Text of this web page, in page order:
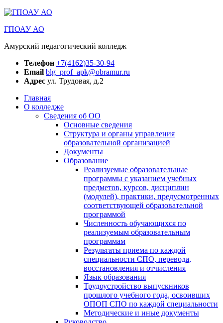
ГПОАУ АО
Амурский педагогический колледж
Телефон +7(4162)35-30-94
Email blg_prof_apk@obramur.ru
Адрес ул. Трудовая, д.2
Главная
О колледже
Сведения об ОО
Основные сведения
Структура и органы управления
образовательной организацией
Документы
Образование
Реализуемые образовательные
программы с указанием учебных
предметов, курсов, дисциплин
(модулей), практики, предусмотренных
соответствующей образовательной
программой
Численность обучающихся по
реализуемым образовательным
программам
Результаты приема по каждой
специальности СПО, перевода,
восстановления и отчисления
Язык образования
Трудоустройство выпускников
прошлого учебного года, освоивших
ОПОП СПО по каждой специальности
Методические и иные документы